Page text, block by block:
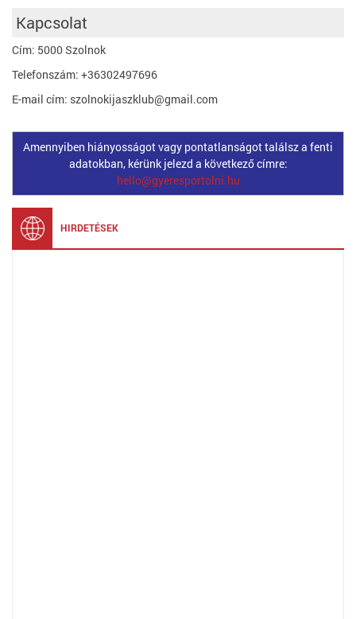
Kapcsolat
Cím: 5000 Szolnok
Telefonszám: +36302497696
E-mail cím: szolnokijaszklub@gmail.com
Amennyiben hiányosságot vagy pontatlanságot találsz a fenti
adatokban, kérünk jelezd a következő címre:
hello@gyeresportolni.hu
HIRDETÉSEK